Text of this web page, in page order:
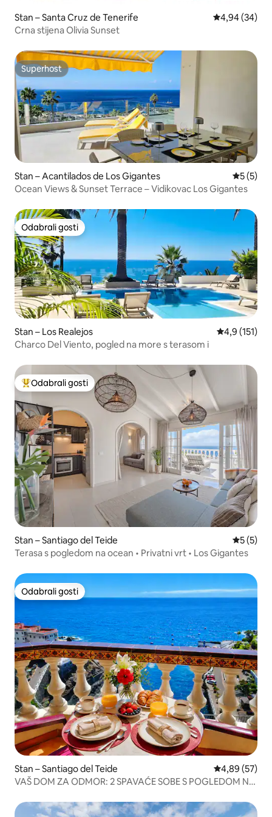
Stan – Santa Cruz de Tenerife Prosječna
4,94 (34)
Crna stijena Olivia Sunset
Superhost
Superhost
Stan – Acantilados de Los Gigantes
5 (5)
Ocean Views & Sunset Terrace – Vidikovac Los Gigantes
Odabrali gosti
Odabrali gosti
Stan – Los Realejos Prosječna
4,9 (151)
Charco Del Viento, pogled na more s terasom i
Među najviše rangiranima s oznakom „Odabrali gosti”
Odabrali gosti
Stan – Santiago del Teide
5 (5)
Terasa s pogledom na ocean • Privatni vrt • Los Gigantes
Odabrali gosti
Odabrali gosti
Stan – Santiago del Teide Prosječna
4,89 (57)
VAŠ DOM ZA ODMOR: 2 SPAVAĆE SOBE S POGLEDOM NA